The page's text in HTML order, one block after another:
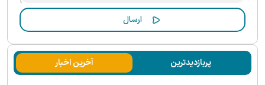
پربازدیدترین آخرین اخبار